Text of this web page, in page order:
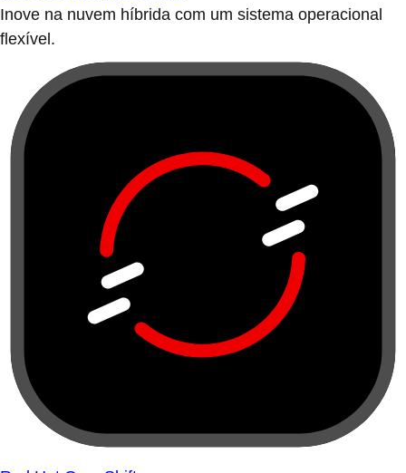
Inove na nuvem híbrida com um sistema operacional
flexível.